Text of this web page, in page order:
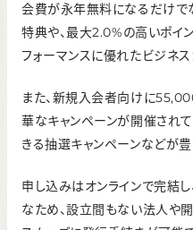
会費が永年無料になるだけで
特典や、最大2.0%の高いポイ
フォーマンスに優れたビジネス
また、新規入会者向けに
華なキャンペーンが開催され
きる抽選キャンペーンなどが
申し込みはオンラインで完結
なため、設立間もない法人や